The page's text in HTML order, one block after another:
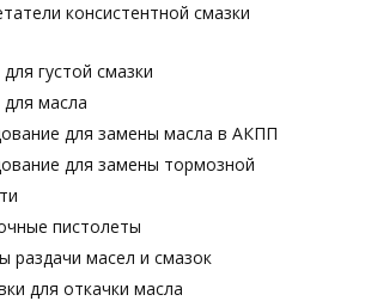
консистентной смазки
густой смазки
масла
для замены масла в АКПП
для замены тормозной
пистолеты
раздачи масел и смазок
для откачки масла